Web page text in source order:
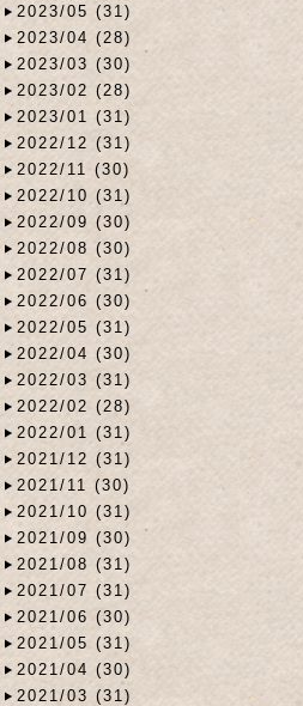
2023/05 (31)
2023/04 (28)
2023/03 (30)
2023/02 (28)
2023/01 (31)
2022/12 (31)
2022/11 (30)
2022/10 (31)
2022/09 (30)
2022/08 (30)
2022/07 (31)
2022/06 (30)
2022/05 (31)
2022/04 (30)
2022/03 (31)
2022/02 (28)
2022/01 (31)
2021/12 (31)
2021/11 (30)
2021/10 (31)
2021/09 (30)
2021/08 (31)
2021/07 (31)
2021/06 (30)
2021/05 (31)
2021/04 (30)
2021/03 (31)